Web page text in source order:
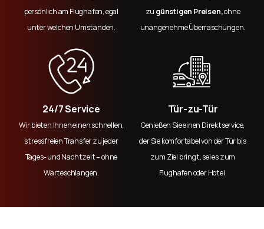
persönlich am Flughafen, egal
unter welchen Umständen.
zu günstigen Preisen,ohne
unangenehme Überraschungen.
24/7 Service
Wir bieten Ihnen einen schnellen,
stressfreien Transfer zu jeder
Tages- und Nachtzeit – ohne
Warteschlangen.
Tür-zu-Tür
Genießen Sie einen Direktservice,
der Sie komfortabel von der Tür bis
zum Ziel bringt, sei es zum
Flughafen oder Hotel.